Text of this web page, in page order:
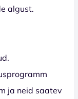
algust.
ja neid saatev